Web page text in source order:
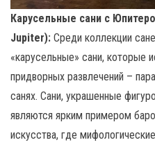
Карусельные сани с
Jupiter): Среди коллекции
«карусельные» сани, которые
придворных развлечений –
санях. Сани, украшенные
являются ярким примером
искусства, где